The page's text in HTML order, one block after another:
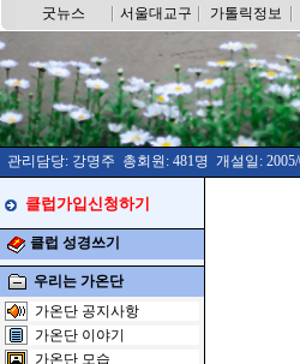
굿뉴스 서울대교구 가톨릭정보
관리담당: 강명주 총회원: 481명 개설일:
클럽가입신청하기
클럽 성경쓰기
우리는 가온단
가온단 공지사항
가온단 이야기
가온단 모습